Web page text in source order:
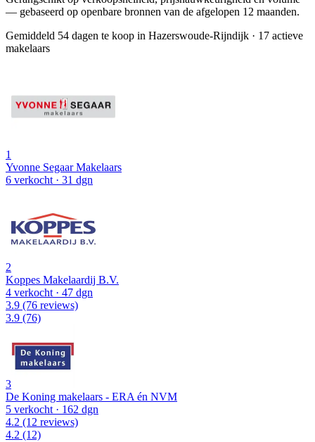
— gebaseerd op openbare bronnen van de afgelopen 12 maanden.
Gemiddeld 54 dagen te koop in Hazerswoude-Rijndijk · 17 actieve
makelaars
1
Yvonne Segaar Makelaars
6 verkocht· 31 dgn
2
Koppes Makelaardij B.V.
4 verkocht· 47 dgn
3.9 (76 reviews)
3.9 (76)
3
De Koning makelaars - ERA én NVM
5 verkocht· 162 dgn
4.2 (12 reviews)
4.2 (12)